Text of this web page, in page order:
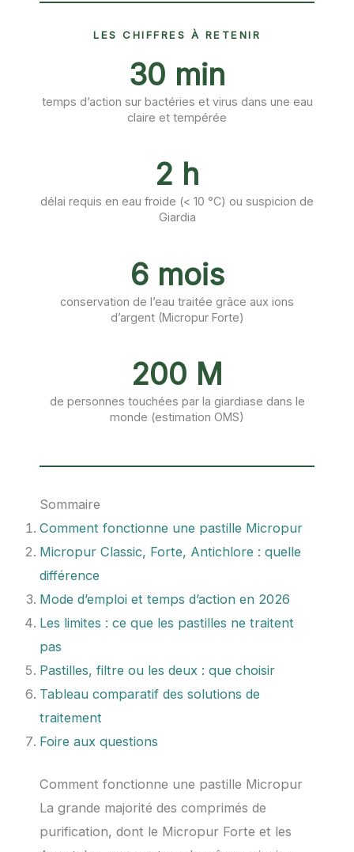
LES CHIFFRES À RETENIR
30 min
temps d’action sur bactéries et virus dans une eau
claire et tempérée
2 h
délai requis en eau froide (< 10 °C) ou suspicion de
Giardia
6 mois
conservation de l’eau traitée grâce aux ions
d’argent (Micropur Forte)
200 M
de personnes touchées par la giardiase dans le
monde (estimation OMS)
Sommaire
Comment fonctionne une pastille Micropur
Micropur Classic, Forte, Antichlore : quelle
différence
Mode d’emploi et temps d’action en 2026
Les limites : ce que les pastilles ne traitent
pas
Pastilles, filtre ou les deux : que choisir
Tableau comparatif des solutions de
traitement
Foire aux questions
Comment fonctionne une pastille Micropur
La grande majorité des comprimés de
purification, dont le Micropur Forte et les